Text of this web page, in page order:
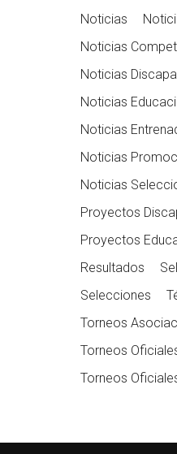
Noticias
Noticias
Noticias
Noticias
Noticias
Noticias
Noticias
Proyectos
Proyectos
Resultados
Selecciones
Torneos
Torneos
Torneos